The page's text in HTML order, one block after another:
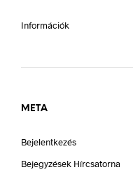
Információk
META
Bejelentkezés
Bejegyzések Hírcsatorna